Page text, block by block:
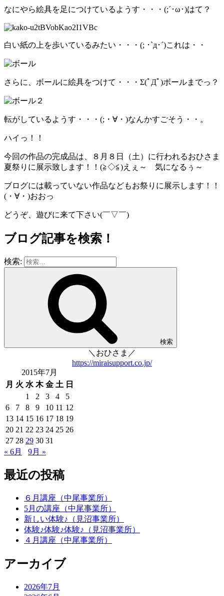
なにやら絵具を足につけているようす・・・(;´･ω･)はて？
白い紙の上を歩いているみたい・・・(; ･`д･´)これは・・
さらに、ボールに絵具をつけて・・・Σ(ﾟДﾟ)ボールまでっ？
転がしているようす・・・(;・∀・)なんかすごそう・・。
ハイっ！！
今回の作品の完成品は、８月８日（土）に行われるおひさま
夏祭りに展示致します！！(≧◇≦)えぇ～ 気になるぅ～
ブログには載っていない作品などもお祭りに展示します！！
(・∀・)おおっ
どうぞ、遊びに来て下さい(￣▽￣)
ブログ記事を検索！
検索:
検索
＼おひさま／
https://miraisupport.co.jp/
2015年7月
月 火 水 木 金 土 日
1
2 3 4
5
6
7 8 9 10 11 12
13 14 15 16 17 18 19
20 21 22 23 24 25 26
27 28 29 30 31
« 6月
9月 »
最近の投稿
６月講座（中尾事業所）
5月の講座（中尾事業所）
新しい体験♪（見沼事業所）
体験♪体験♪体験♪（見沼事業所）
４月講座（中尾事業所）
アーカイブ
2026年7月